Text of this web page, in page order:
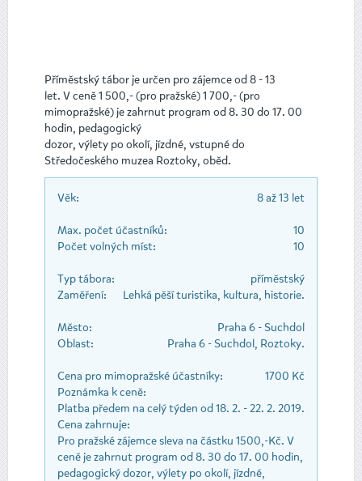
Příměstský tábor je určen pro zájemce od 8 - 13
let. V ceně 1 500,- (pro pražské) 1 700,- (pro
mimopražské) je zahrnut program od 8. 30 do 17. 00
hodin, pedagogický
dozor, výlety po okolí, jízdné, vstupné do
Středočeského muzea Roztoky, oběd.
Věk: 8 až 13 let
Max. počet účastníků:
10
Počet volných míst:
10
Typ tábora:
příměstský
Zaměření:
Lehká pěší turistika, kultura, historie.
Město:
Praha 6 - Suchdol
Oblast:
Praha 6 - Suchdol, Roztoky.
Cena pro mimopražské účastníky:
1700 Kč
Poznámka k ceně:
Platba předem na celý týden od 18. 2. - 22. 2. 2019.
Cena zahrnuje:
Pro pražské zájemce sleva na částku 1500,-Kč. V
ceně je zahrnut program od 8. 30 do 17. 00 hodin,
pedagogický dozor, výlety po okolí, jízdné,